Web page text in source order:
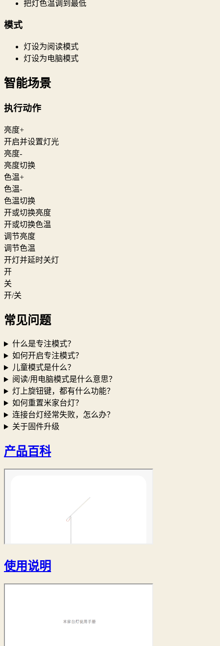
把灯色温调到最低
模式
灯设为阅读模式
灯设为电脑模式
智能场景
执行动作
亮度+
开启并设置灯光
亮度-
亮度切换
色温+
色温-
色温切换
开或切换亮度
开或切换色温
调节亮度
调节色温
开灯并延时关灯
开
关
开/关
常见问题
什么是专注模式？
如何开启专注模式？
儿童模式是什么？
阅读/用电脑模式是什么意思？
灯上旋钮键，都有什么功能？
如何重置米家台灯？
连接台灯经常失败，怎么办？
关于固件升级
产品百科
使用说明